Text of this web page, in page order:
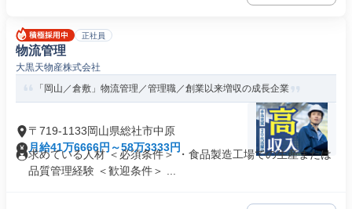
正社員
物流管理
大黒天物産株式会社
「岡山／倉敷」物流管理／管理職／創業以来増収の成長企業
〒719-1133岡山県総社市中原
月給41万6666円～58万3333円
求めている人材 ＜必須条件＞ ・食品製造工場での生産または
品質管理経験 ＜歓迎条件＞ ...